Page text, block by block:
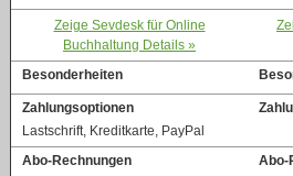
Zeige Sevdesk für Online
Buchhaltung Details »
Besonderheiten
Zahlungsoptionen
Lastschrift, Kreditkarte, PayPal
Abo-Rechnungen
Abo-